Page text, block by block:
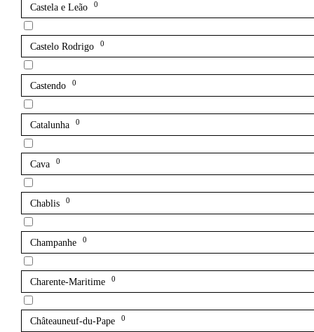
Castela e Leão 0
Castelo Rodrigo 0
Castendo 0
Catalunha 0
Cava 0
Chablis 0
Champanhe 0
Charente-Maritime 0
Châteauneuf-du-Pape 0